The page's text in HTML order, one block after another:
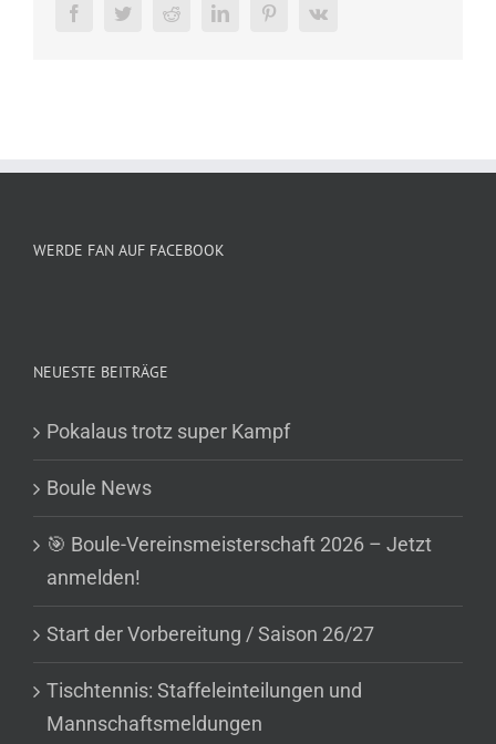
FacebookTwitterRedditLinkedInPinterestVk
WERDE FAN AUF FACEBOOK
NEUESTE BEITRÄGE
Pokalaus trotz super Kampf
Boule News
🎯 Boule-Vereinsmeisterschaft 2026 – Jetzt
anmelden!
Start der Vorbereitung / Saison 26/27
Tischtennis: Staffeleinteilungen und
Mannschaftsmeldungen